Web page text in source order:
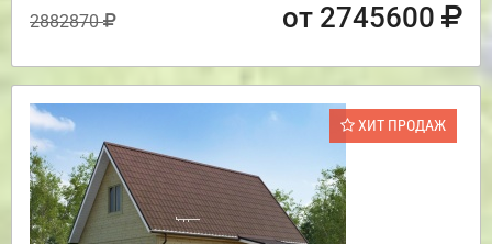
2882870 от 2745600
ХИТ ПРОДАЖ